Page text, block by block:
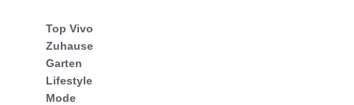
Top Vivo
Zuhause
Garten
Lifestyle
Mode